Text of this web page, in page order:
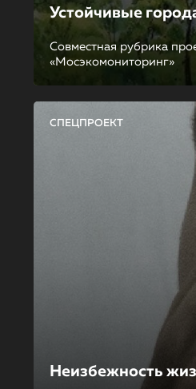
Устойчивые
Совместная рубрика
«Мосэкомониторинг»
СПЕЦПРОЕКТ
Неизбежность